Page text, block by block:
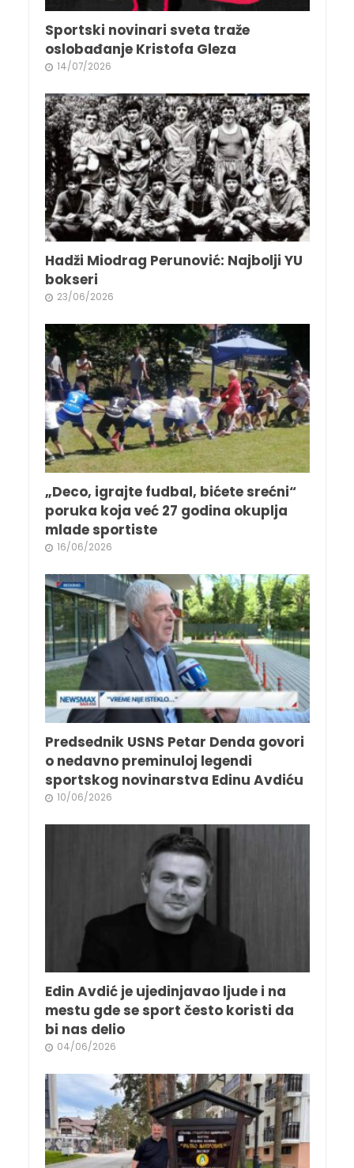
Sportski novinari sveta traže
oslobađanje Kristofa Gleza
14/07/2026
Hadži Miodrag Perunović: Najbolji YU
bokseri
23/06/2026
„Deco, igrajte fudbal, bićete srećni“
poruka koja već 27 godina okuplja
mlade sportiste
16/06/2026
Predsednik USNS Petar Denda govori
o nedavno preminuloj legendi
sportskog novinarstva Edinu Avdiću
10/06/2026
Edin Avdić je ujedinjavao ljude i na
mestu gde se sport često koristi da
bi nas delio
04/06/2026